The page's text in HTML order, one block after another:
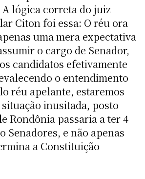
A lógica correta do juiz
Citon foi essa: O réu ora
uma mera expectativa
o cargo de Senador,
candidatos efetivamente
o entendimento
réu apelante, estaremos
inusitada, posto
Rondônia passaria a ter 4
Senadores, e não apenas
a Constituição